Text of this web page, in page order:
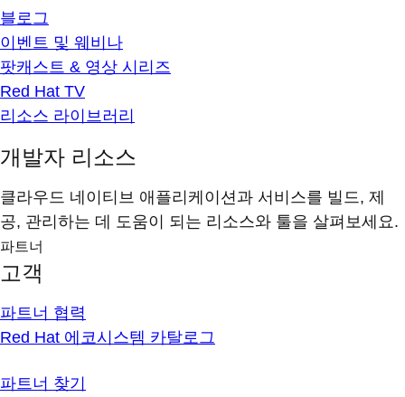
블로그
이벤트 및 웨비나
팟캐스트 & 영상 시리즈
Red Hat TV
리소스 라이브러리
개발자 리소스
클라우드 네이티브 애플리케이션과 서비스를 빌드, 제
공, 관리하는 데 도움이 되는 리소스와 툴을 살펴보세요.
파트너
고객
파트너 협력
Red Hat 에코시스템 카탈로그
파트너 찾기